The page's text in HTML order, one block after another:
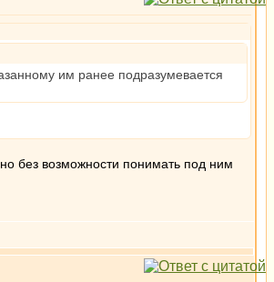
им ранее подразумевается
без возможности понимать под ним